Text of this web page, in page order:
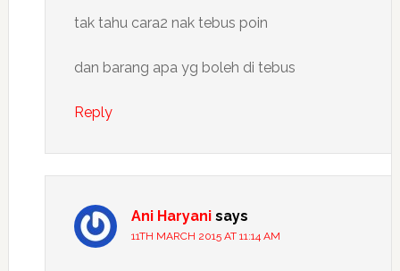
tak tahu cara2 nak tebus poin
dan barang apa yg boleh di tebus
Reply
Ani Haryani says
11TH MARCH 2015 AT 11:14 AM